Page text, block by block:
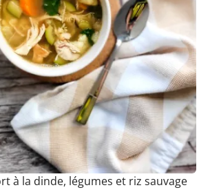
à la dinde, légumes et riz sauvage